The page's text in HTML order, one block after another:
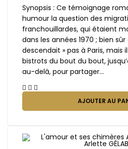
Synopsis : Ce témoignage
humour la question des
franchouillardes, qui étaient
dans les années 1970 ; bien sûr
descendait » pas à Paris, mais
bistrots du bout du bout,
au-delà, pour partager…
AJOUTER AU